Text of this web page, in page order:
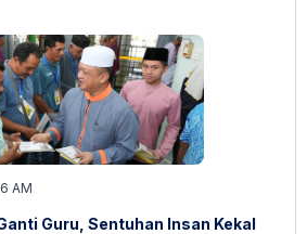
AM
Guru, Sentuhan Insan Kekal